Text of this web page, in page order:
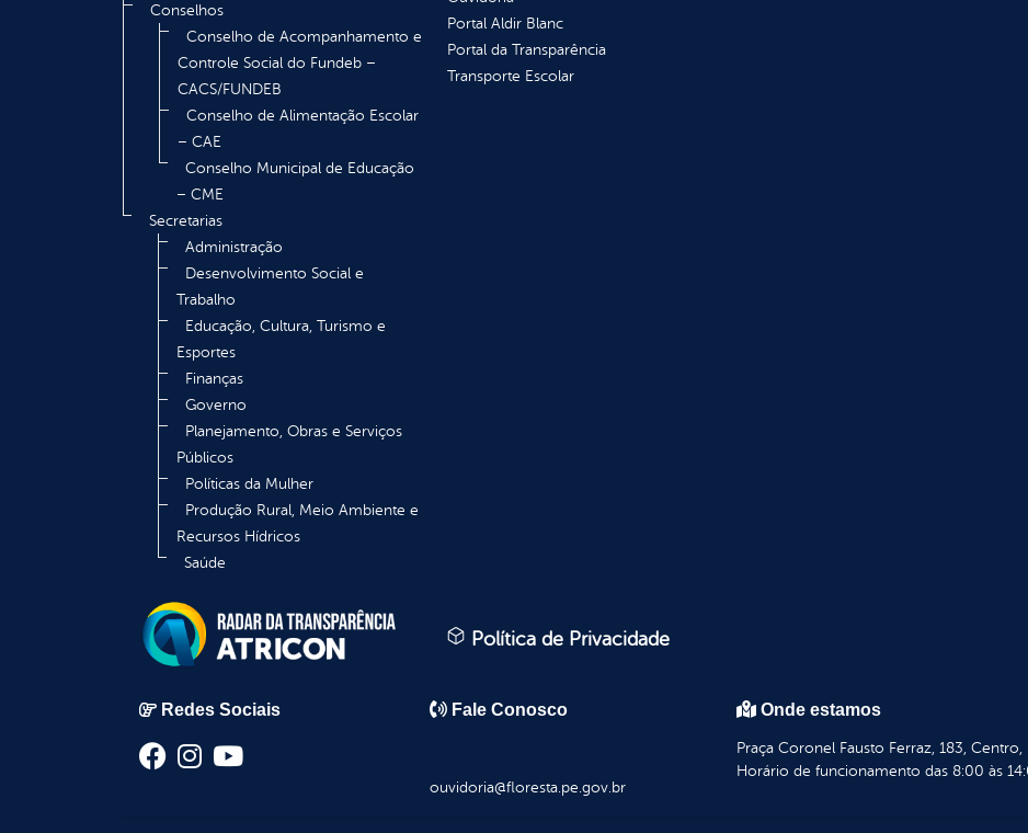
Conselhos
Conselho de Acompanhamento e
Controle Social do Fundeb –
CACS/FUNDEB
Conselho de Alimentação Escolar
– CAE
Conselho Municipal de Educação
– CME
Secretarias
Administração
Desenvolvimento Social e
Trabalho
Educação, Cultura, Turismo e
Esportes
Finanças
Governo
Planejamento, Obras e Serviços
Públicos
Políticas da Mulher
Produção Rural, Meio Ambiente e
Recursos Hídricos
Saúde
Portal Aldir Blanc
Portal da Transparência
Transporte Escolar
Política de Privacidade
Redes Sociais Fale Conosco
ouvidoria@floresta.pe.gov.br
Onde estamos
Praça Coronel Fausto Ferraz, 183,
Horário de funcionamento das 8:00 às